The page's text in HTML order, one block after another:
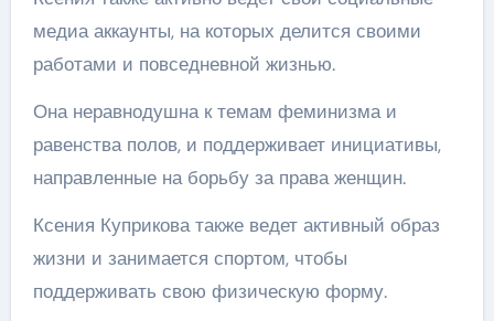
медиа аккаунты, на которых делится своими
работами и повседневной жизнью.
Она неравнодушна к темам феминизма и
равенства полов, и поддерживает инициативы,
направленные на борьбу за права женщин.
Ксения Куприкова также ведет активный образ
жизни и занимается спортом, чтобы
поддерживать свою физическую форму.